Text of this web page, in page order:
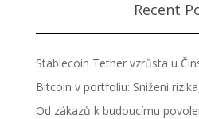
Recent
Stablecoin Tether vzrůsta u
Bitcoin v portfoliu: Snížení
Od zákazů k budoucímu